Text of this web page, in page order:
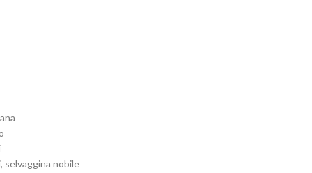
selvaggina nobile